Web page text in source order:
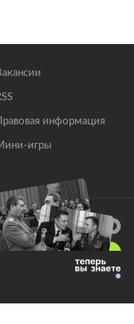
Правовая информация
игры